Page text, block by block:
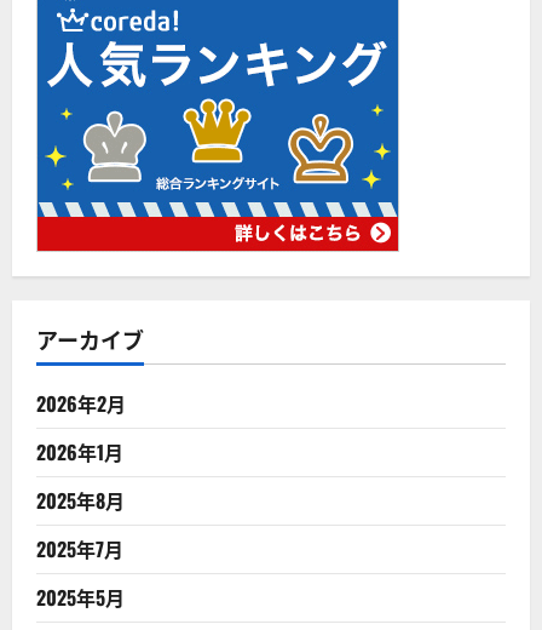
アーカイブ
2026年2月
2026年1月
2025年8月
2025年7月
2025年5月